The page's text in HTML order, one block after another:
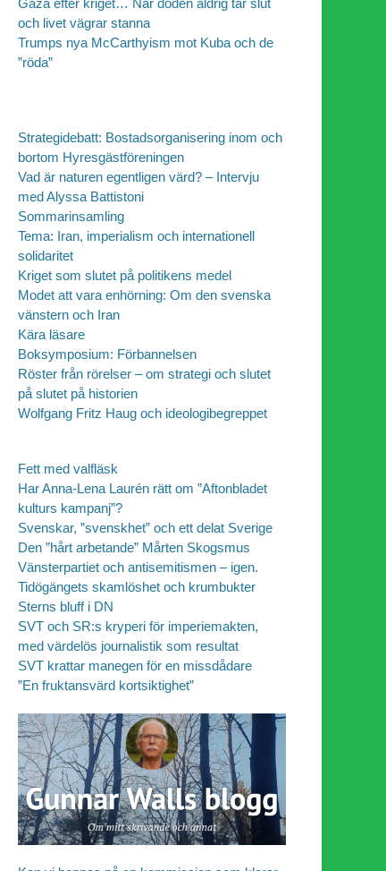
Gaza efter kriget… När döden aldrig tar slut
och livet vägrar stanna
Trumps nya McCarthyism mot Kuba och de
”röda”
Strategidebatt: Bostadsorganisering inom och
bortom Hyresgästföreningen
Vad är naturen egentligen värd? – Intervju
med Alyssa Battistoni
Sommarinsamling
Tema: Iran, imperialism och internationell
solidaritet
Kriget som slutet på politikens medel
Modet att vara enhörning: Om den svenska
vänstern och Iran
Kära läsare
Boksymposium: Förbannelsen
Röster från rörelser – om strategi och slutet
på slutet på historien
Wolfgang Fritz Haug och ideologibegreppet
Fett med valfläsk
Har Anna-Lena Laurén rätt om ”Aftonbladet
kulturs kampanj”?
Svenskar, ”svenskhet” och ett delat Sverige
Den ”hårt arbetande” Mårten Skogsmus
Vänsterpartiet och antisemitismen – igen.
Tidögängets skamlöshet och krumbukter
Sterns bluff i DN
SVT och SR:s kryperi för imperiemakten,
med värdelös journalistik som resultat
SVT krattar manegen för en missdådare
”En fruktansvärd kortsiktighet”